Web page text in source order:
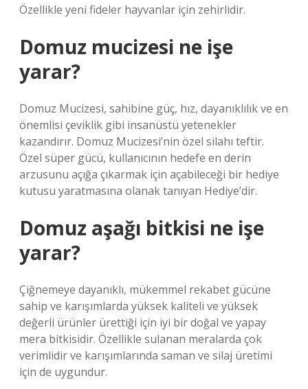
Özellikle yeni fideler hayvanlar için zehirlidir.
Domuz mucizesi ne işe
yarar?
Domuz Mucizesi, sahibine güç, hız, dayanıklılık ve en
önemlisi çeviklik gibi insanüstü yetenekler
kazandırır. Domuz Mucizesi’nin özel silahı teftir.
Özel süper gücü, kullanıcının hedefe en derin
arzusunu açığa çıkarmak için açabileceği bir hediye
kutusu yaratmasına olanak tanıyan Hediye’dir.
Domuz aşağı bitkisi ne işe
yarar?
Çiğnemeye dayanıklı, mükemmel rekabet gücüne
sahip ve karışımlarda yüksek kaliteli ve yüksek
değerli ürünler ürettiği için iyi bir doğal ve yapay
mera bitkisidir. Özellikle sulanan meralarda çok
verimlidir ve karışımlarında saman ve silaj üretimi
için de uygundur.